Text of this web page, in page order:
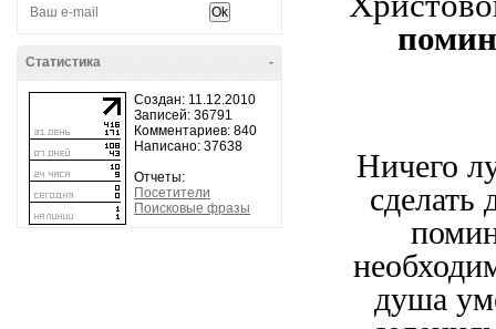
-
Статистика
Создан: 11.12.2010
Записей: 36791
Комментариев: 840
Написано: 37638
Отчеты:
Посетители
Поисковые фразы
Ничего
душа